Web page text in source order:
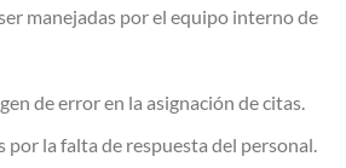
manejadas por el equipo interno de
de error en la asignación de citas.
por la falta de respuesta del personal.